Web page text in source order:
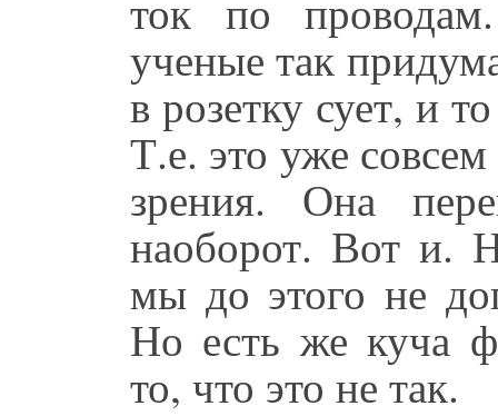
ученые так
в розетку сует, и
Т.е. это уже совсем
зрения. Она
наоборот. Вот и.
мы до этого не
Но есть же куча
то, что это не так.